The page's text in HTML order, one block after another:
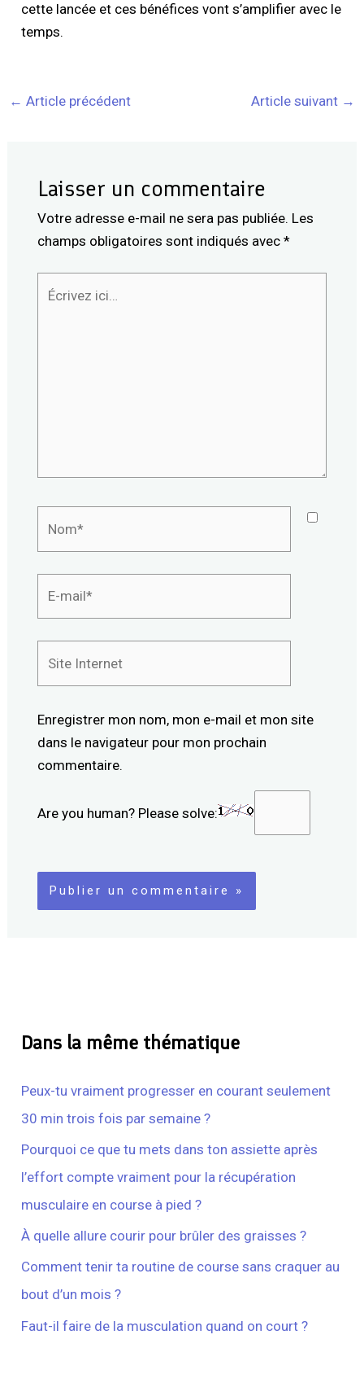
cette lancée et ces bénéfices vont s’amplifier avec le
temps.
← Article précédent Article suivant →
Laisser un commentaire
Votre adresse e-mail ne sera pas publiée. Les
champs obligatoires sont indiqués avec *
Enregistrer mon nom, mon e-mail et mon site
dans le navigateur pour mon prochain
commentaire.
Are you human? Please solve:
Dans la même thématique
Peux-tu vraiment progresser en courant seulement
30 min trois fois par semaine ?
Pourquoi ce que tu mets dans ton assiette après
l’effort compte vraiment pour la récupération
musculaire en course à pied ?
À quelle allure courir pour brûler des graisses ?
Comment tenir ta routine de course sans craquer au
bout d’un mois ?
Faut-il faire de la musculation quand on court ?